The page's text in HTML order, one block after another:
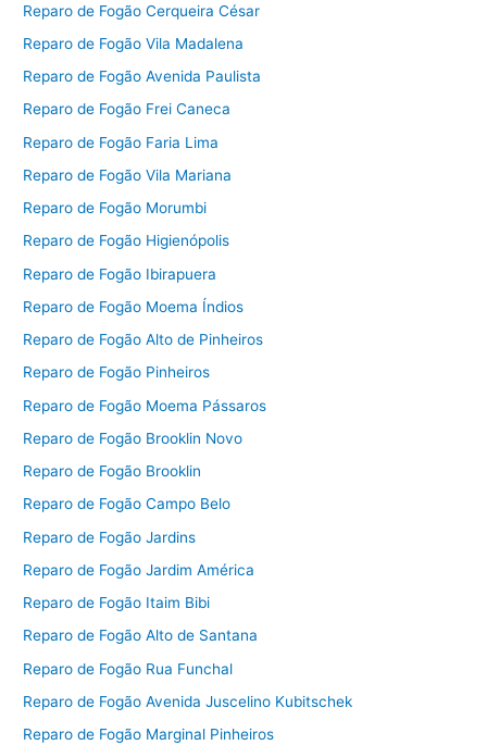
Reparo de Fogão Cerqueira César
Reparo de Fogão Vila Madalena
Reparo de Fogão Avenida Paulista
Reparo de Fogão Frei Caneca
Reparo de Fogão Faria Lima
Reparo de Fogão Vila Mariana
Reparo de Fogão Morumbi
Reparo de Fogão Higienópolis
Reparo de Fogão Ibirapuera
Reparo de Fogão Moema Índios
Reparo de Fogão Alto de Pinheiros
Reparo de Fogão Pinheiros
Reparo de Fogão Moema Pássaros
Reparo de Fogão Brooklin Novo
Reparo de Fogão Brooklin
Reparo de Fogão Campo Belo
Reparo de Fogão Jardins
Reparo de Fogão Jardim América
Reparo de Fogão Itaim Bibi
Reparo de Fogão Alto de Santana
Reparo de Fogão Rua Funchal
Reparo de Fogão Avenida Juscelino Kubitschek
Reparo de Fogão Marginal Pinheiros